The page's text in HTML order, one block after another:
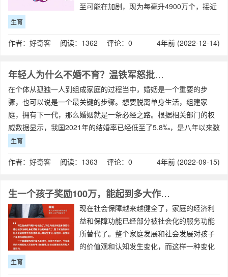
至可能在加剧，现为每毫升4900万个，接近
势，而这次报告
生育
作者： 好奇客 阅读：1362 评论：0 4年前 (2022-12-14)
年轻人为什么不婚不育？温铁军怒批：这根本不怪年轻人
在个体从孤独一人到组成家庭的过程当中，婚姻是一个重要的步
骤，也可以说是一个最关键的步骤。想要脱离单身生活，组建家
庭，拥有下一代，那么婚姻就是一条必经之路。根据相关部门的权
威数据显示，我国2021年的结婚率已经低至了5.8‰，是八年以来数
据持续降低趋势之中的最低值。并且从
生育
作者： 好奇客 阅读：1363 评论：0 4年前 (2022-09-15)
生一个孩子奖励100万，能起到多大作用？
现在社会保障越来越健全了，家庭的经济利
益和保障功能已经部分被社会化的服务功能
所替代了。整个家庭发展和社会发展对孩子
的价值观和认知发生变化，而这样一种变化
生育